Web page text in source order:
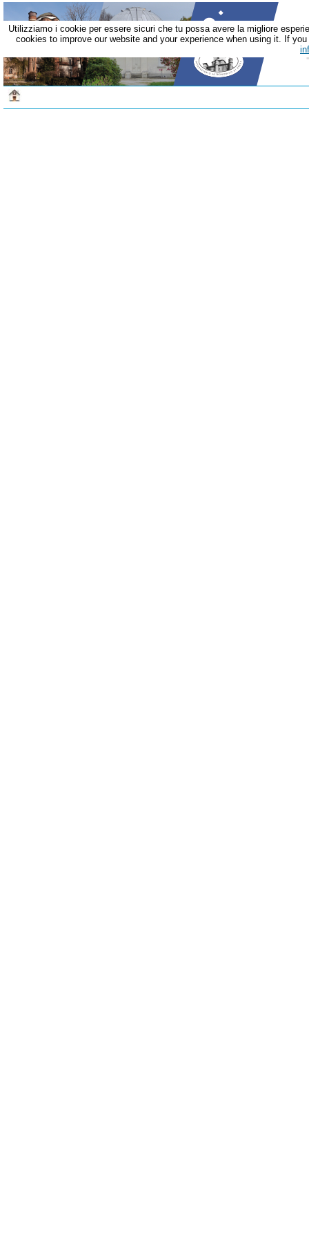
Utilizziamo i cookie per essere sicuri che tu possa avere la migliore
cookies to improve our website and your experience when using it. If